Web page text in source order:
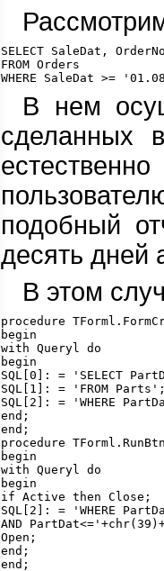
SELECT SaleDat,
FROM Orders
В нем
сделанных
подобный
десять дней
В этом
procedure
begin
with Queryl do
begin
SQL[0]: = 'SELECT
SQL[1]: = 'FROM
SQL[2]: = 'WHERE
end;
end;
procedure
begin
with Queryl do
begin
if Active then Close;
SQL[2]: = 'WHERE
AND
Open;
end;